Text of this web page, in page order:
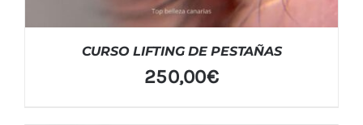
CURSO LIFTING DE PESTAÑAS
250,00€